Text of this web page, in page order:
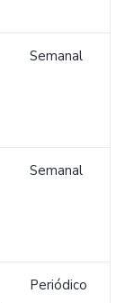
Semanal
Semanal
Periódico